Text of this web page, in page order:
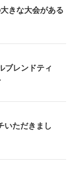
きな大会がある
ブレンドティ
いただきまし